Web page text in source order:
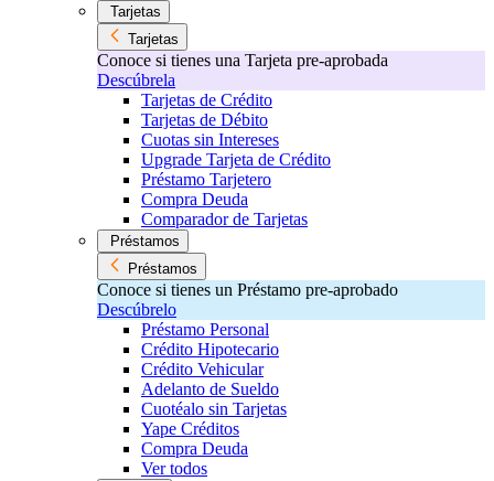
Tarjetas
Tarjetas
Conoce si tienes una Tarjeta pre-aprobada
Descúbrela
Tarjetas de Crédito
Tarjetas de Débito
Cuotas sin Intereses
Upgrade Tarjeta de Crédito
Préstamo Tarjetero
Compra Deuda
Comparador de Tarjetas
Préstamos
Préstamos
Conoce si tienes un Préstamo pre-aprobado
Descúbrelo
Préstamo Personal
Crédito Hipotecario
Crédito Vehicular
Adelanto de Sueldo
Cuotéalo sin Tarjetas
Yape Créditos
Compra Deuda
Ver todos